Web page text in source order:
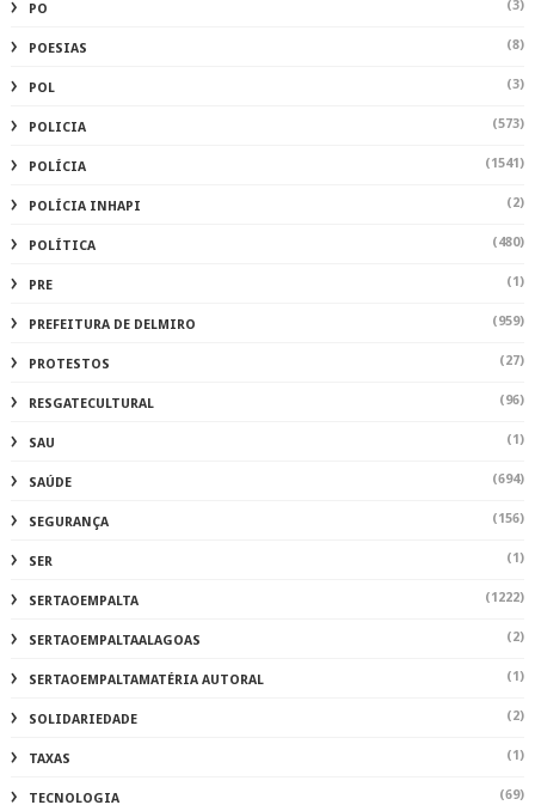
PO (3)
POESIAS (8)
POL (3)
POLICIA (573)
POLÍCIA (1541)
POLÍCIA INHAPI (2)
POLÍTICA (480)
PRE (1)
PREFEITURA DE DELMIRO (959)
PROTESTOS (27)
RESGATECULTURAL (96)
SAU (1)
SAÚDE (694)
SEGURANÇA (156)
SER (1)
SERTAOEMPALTA (1222)
SERTAOEMPALTAALAGOAS (2)
SERTAOEMPALTAMATÉRIA AUTORAL (1)
SOLIDARIEDADE (2)
TAXAS (1)
TECNOLOGIA (69)